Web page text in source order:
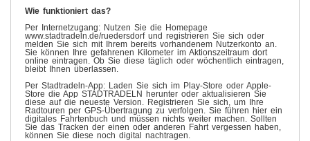
Wie funktioniert das?
Per Internetzugang: Nutzen Sie die Homepage
www.stadtradeln.de/ruedersdorf und registrieren Sie sich oder
melden Sie sich mit Ihrem bereits vorhandenem Nutzerkonto an.
Sie können Ihre gefahrenen Kilometer im Aktionszeitraum dort
online eintragen. Ob Sie diese täglich oder wöchentlich eintragen,
bleibt Ihnen überlassen.
Per Stadtradeln-App: Laden Sie sich im Play-Store oder Apple-
Store die App STADTRADELN herunter oder aktualisieren Sie
diese auf die neueste Version. Registrieren Sie sich, um Ihre
Radtouren per GPS-Übertragung zu verfolgen. Sie führen hier ein
digitales Fahrtenbuch und müssen nichts weiter machen. Sollten
Sie das Tracken der einen oder anderen Fahrt vergessen haben,
können Sie diese noch digital nachtragen.